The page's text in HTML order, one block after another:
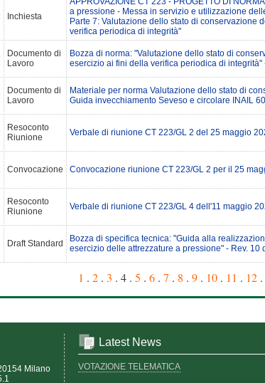
Inchiesta
a pressione - Messa in servizio e utilizzazione
Parte 7: Valutazione dello stato di conservazione
verifica periodica di integrità"
Documento di
Lavoro
Bozza di norma: "Valutazione dello stato di
esercizio ai fini della verifica periodica di integrità"
Documento di
Lavoro
Materiale per norma Valutazione dello stato di
Guida invecchiamento Seveso e circolare INAIL
Resoconto
Riunione
Verbale di riunione CT 223/GL 2 del 25 maggio
Convocazione Convocazione riunione CT 223/GL 2 per il 25
Resoconto
Riunione
Verbale di riunione CT 223/GL 4 dell'11 maggio
Draft Standard
Bozza di specifica tecnica: "Guida alla
esercizio delle attrezzature a pressione" - Rev. 10
1 . 2. 3 . 4 . 5 . 6. 7 . 8 . 9. 10. 11 . 12.
Milano
Latest News
VOTAZIONE TELEMATICA